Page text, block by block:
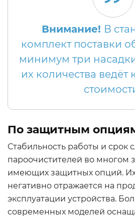
Внимание! В
комплект поставки
минимум три
их количества
По защитным
Стабильность работы и срок
пароочистителей во многом
имеющих защитных опций. Их
негативно отражается на
эксплуатации устройства.
современных моделей